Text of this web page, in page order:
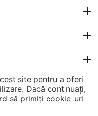
site pentru a oferi
Dacă continuați,
să primiți cookie-uri